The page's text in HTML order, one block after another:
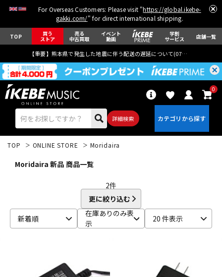
For Overseas Customers: Please visit "https://global.ikebe-
gakki.com/" for direct international shipping.
TOP 買う
ストア
売る
中古買取
イベント
動画
学割
サービス 店舗一覧
【重要】熊本県で発生した地震に伴う配送の遅延について(07月29日
詳細検索
0
ドラム パーカッション
TOP ONLINE STORE Moridaira
Moridaira 新品 商品一覧
2件
更に絞り込む
新着順
在庫ありのみ表
示
20 件表示